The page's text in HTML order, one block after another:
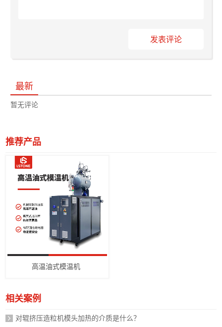
发表评论
最新
暂无评论
推荐产品
高温油式模温机
相关案例
对辊挤压造粒机模头加热的介质是什么？